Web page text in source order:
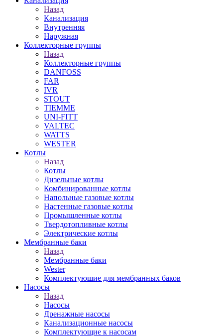
Назад
Канализация
Внутренняя
Наружная
Коллекторные группы
Назад
Коллекторные группы
DANFOSS
FAR
IVR
STOUT
TIEMME
UNI-FITT
VALTEC
WATTS
WESTER
Котлы
Назад
Котлы
Дизельные котлы
Комбинированные котлы
Напольные газовые котлы
Настенные газовые котлы
Промышленные котлы
Твердотопливные котлы
Электрические котлы
Мембранные баки
Назад
Мембранные баки
Wester
Комплектуюшие для мембранных баков
Насосы
Назад
Насосы
Дренажные насосы
Канализационные насосы
Комплектующие к насосам